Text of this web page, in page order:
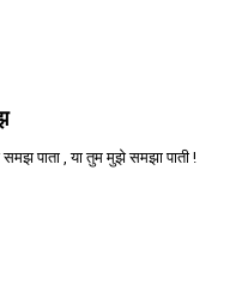
पाता , या तुम मुझे समझा पाती !